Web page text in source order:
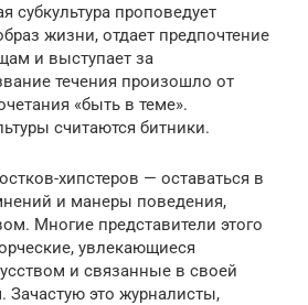
субкультура проповедует
жизни, отдает предпочтение
и выступает за
течения произошло от
«быть в теме».
считаются битники.
хипстеров — оставаться в
и манеры поведения,
Многие представители этого
увлекающиеся
и связанные в своей
Зачастую это журналисты,